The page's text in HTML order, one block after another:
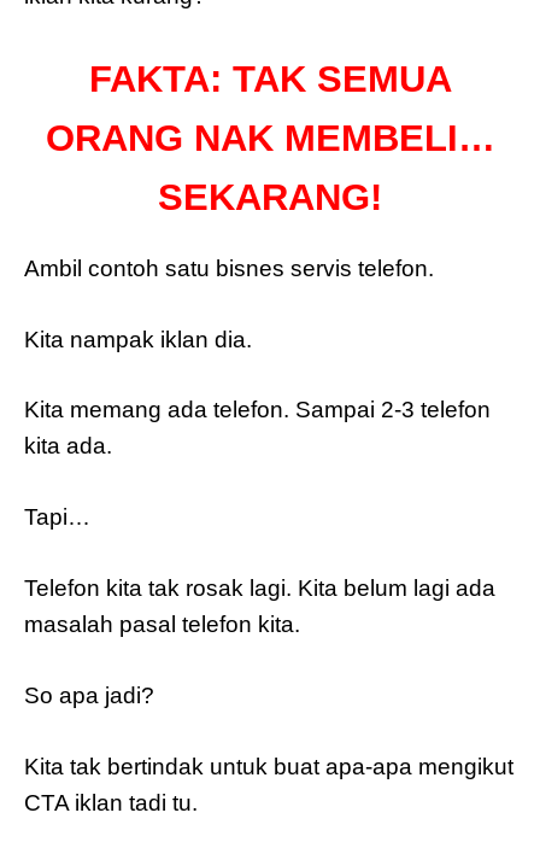
FAKTA: TAK SEMUA
ORANG NAK MEMBELI…
SEKARANG!
Ambil contoh satu bisnes servis telefon.
Kita nampak iklan dia.
Kita memang ada telefon. Sampai 2-3 telefon
kita ada.
Tapi…
Telefon kita tak rosak lagi. Kita belum lagi ada
masalah pasal telefon kita.
So apa jadi?
Kita tak bertindak untuk buat apa-apa mengikut
CTA iklan tadi tu.